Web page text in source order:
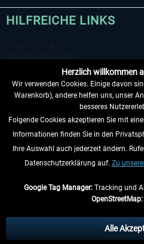
HILFREICHE LINKS
VERTRAG WIDERRUFEN
INFORMATIONEN
anders
** Gilt für Lieferungen innerhalb
Herzlich willkommen
Wir verwenden Cookies. Einige davon
Warenkorb), andere helfen uns, unser
besseres
Folgende Cookies akzeptieren Sie mit
Informationen finden Sie in den
Ihre Auswahl auch jederzeit ändern.
Datenschutzerklärung auf. Zu
Google Tag Manager:Tracking und
OpenStreetMap:
Alle